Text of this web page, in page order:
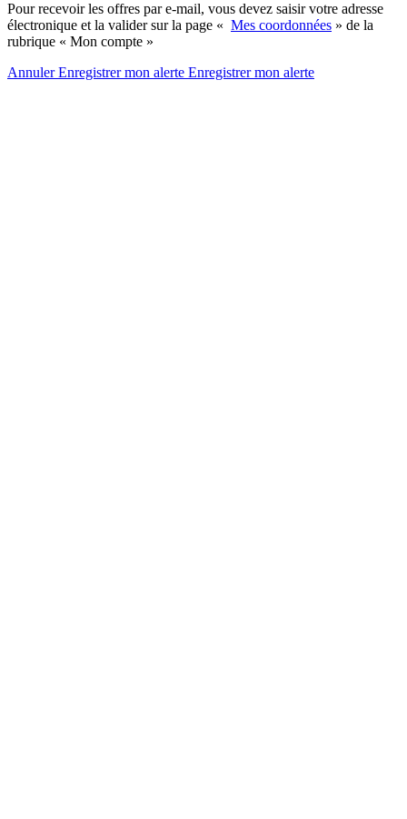
Pour recevoir les offres par e-mail, vous devez saisir votre adresse
électronique et la valider sur la page « Mes coordonnées » de la
rubrique « Mon compte »
AnnulerEnregistrer mon alerte Enregistrermon alerte